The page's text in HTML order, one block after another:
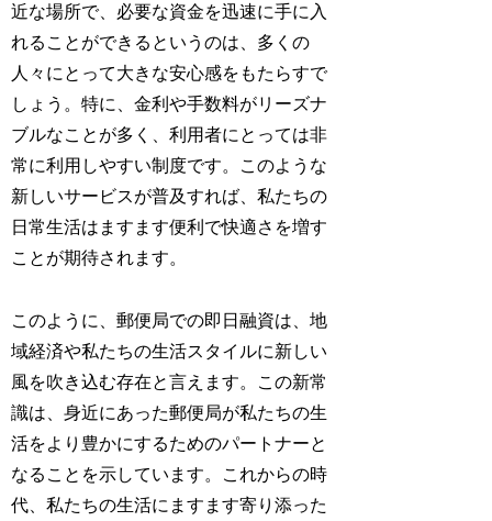
近な場所で、必要な資金を迅速に手に入
れることができるというのは、多くの
人々にとって大きな安心感をもたらすで
しょう。特に、金利や手数料がリーズナ
ブルなことが多く、利用者にとっては非
常に利用しやすい制度です。このような
新しいサービスが普及すれば、私たちの
日常生活はますます便利で快適さを増す
ことが期待されます。
このように、郵便局での即日融資は、地
域経済や私たちの生活スタイルに新しい
風を吹き込む存在と言えます。この新常
識は、身近にあった郵便局が私たちの生
活をより豊かにするためのパートナーと
なることを示しています。これからの時
代、私たちの生活にますます寄り添った